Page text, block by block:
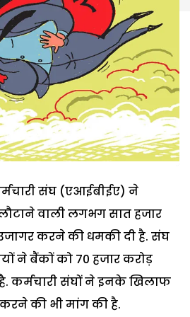
संघ (एआईबीईए) ने
वाली लगभग सात हजार
करने की धमकी दी है. संघ
ने बैंकों को 70 हजार करोड़
कर्मचारी संघों ने इनके खिलाफ
की भी मांग की है.